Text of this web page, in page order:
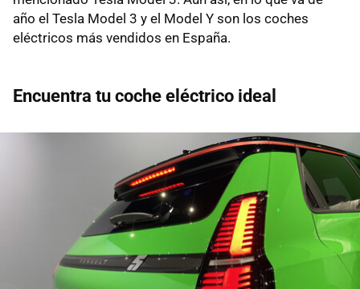
año el Tesla Model 3 y el Model Y son los coches
eléctricos más vendidos en España.
Encuentra tu coche eléctrico ideal